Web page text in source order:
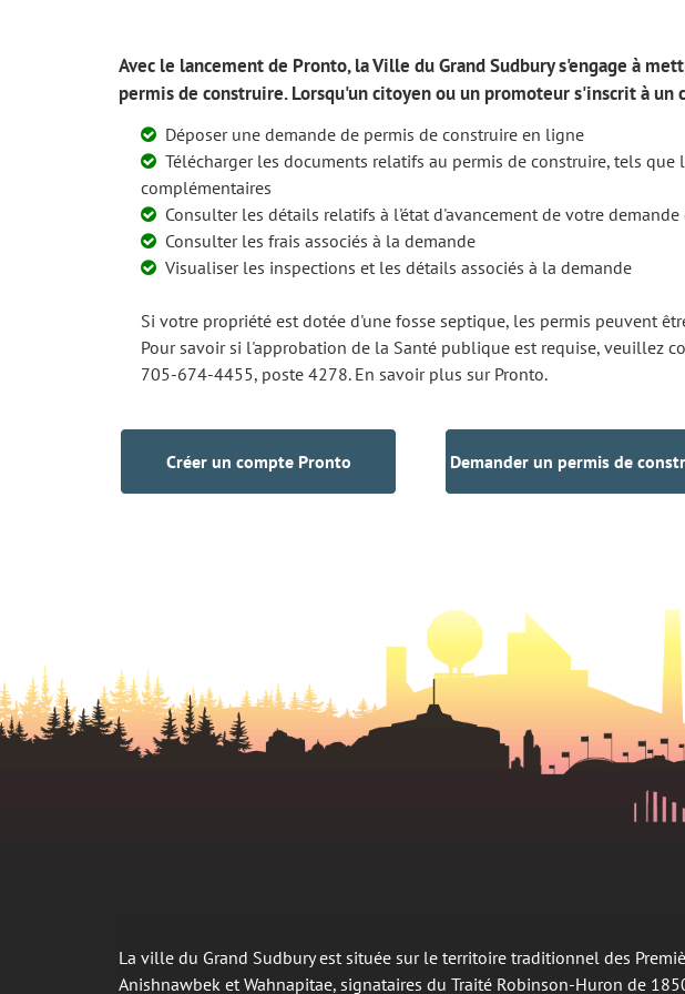
Avec le lancement de Pronto, la Ville du Grand Sudbury s'engage à
permis de construire. Lorsqu'un citoyen ou un promoteur s'inscrit à un
Déposer une demande de permis de construire en ligne
Télécharger les documents relatifs au permis de construire, tels
complémentaires
Consulter les détails relatifs à l'état d'avancement de votre
Consulter les frais associés à la demande
Visualiser les inspections et les détails associés à la demande
Si votre propriété est dotée d'une fosse septique, les permis peuvent
Pour savoir si l'approbation de la Santé publique est requise, veuillez
705-674-4455, poste 4278. En savoir plus sur Pronto.
Créer un compte Pronto Demander un permis de
La ville du Grand Sudbury est située sur le territoire traditionnel des
Anishnawbek et Wahnapitae, signataires du Traité Robinson-Huron de